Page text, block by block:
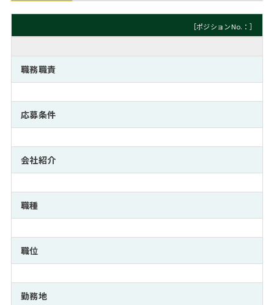
おわり
MBA留学生数の推移
インターン受入企業一覧
MBAを生かす求人特集
年齢と年収の相関図
よくある面接Q&A集
外資系／面接攻略のコツ
転職成功への4つの鍵
キャリアに効く一冊
注目企業インタビュー
キャリアフォーラム
プロ経営者の特別セミナー
Career Talk Live
MBA NETWORKING
採用情報
パブリシティ
ニュースリリース
［ポジションNo.：］
職務職責
応募条件
会社紹介
職種
職位
勤務地